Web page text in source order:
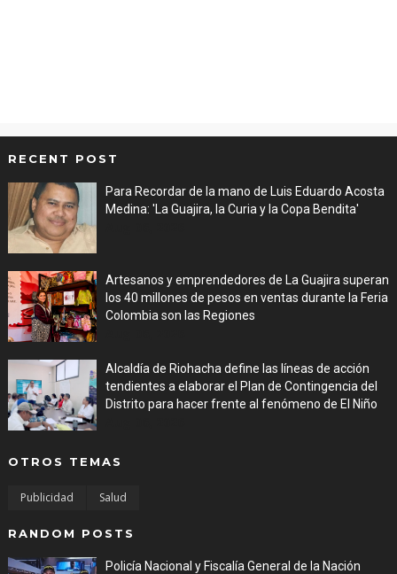
RECENT POST
Para Recordar de la mano de Luis Eduardo Acosta
Medina: 'La Guajira, la Curia y la Copa Bendita'
Artesanos y emprendedores de La Guajira superan
los 40 millones de pesos en ventas durante la Feria
Colombia son las Regiones
Alcaldía de Riohacha define las líneas de acción
tendientes a elaborar el Plan de Contingencia del
Distrito para hacer frente al fenómeno de El Niño
OTROS TEMAS
Publicidad Salud
RANDOM POSTS
Policía Nacional y Fiscalía General de la Nación